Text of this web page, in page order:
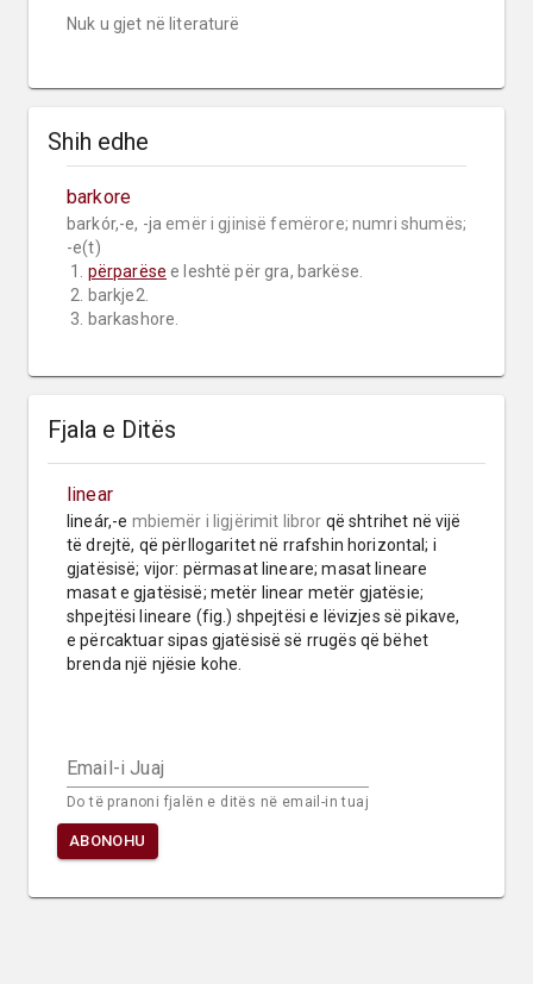
Nuk u gjet në literaturë
Shih edhe
barkore
barkór,-e, -ja emër i gjinisë femërore; numri shumës;
-e(t)
1. përparëse e leshtë për gra, barkëse.
3. barkashore.
Fjala e Ditës
linear
lineár,-e mbiemër i ligjërimit libror që shtrihet në vijë
të drejtë, që përllogaritet në rrafshin horizontal; i
gjatësisë; vijor: përmasat lineare; masat lineare
masat e gjatësisë; metër linear metër gjatësie;
shpejtësi lineare (fig.) shpejtësi e lëvizjes së pikave,
e përcaktuar sipas gjatësisë së rrugës që bëhet
brenda një njësie kohe.
Email-i Juaj
Do të pranoni fjalën e ditës në email-in tuaj
ABONOHU